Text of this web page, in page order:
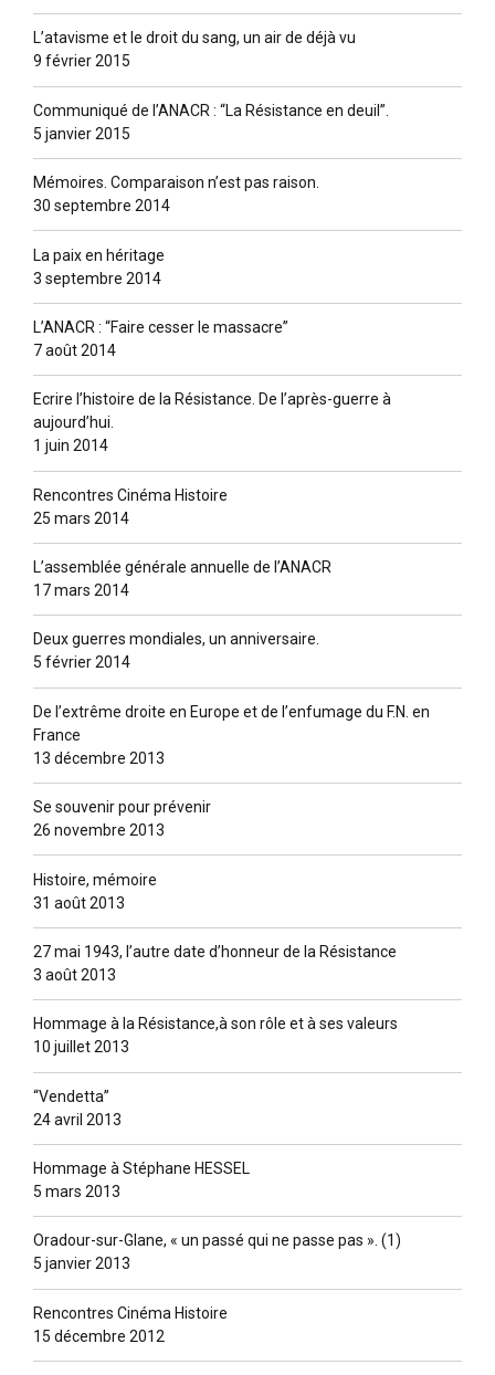
L’atavisme et le droit du sang, un air de déjà vu
9 février 2015
Communiqué de l’ANACR : “La Résistance en deuil”.
5 janvier 2015
Mémoires. Comparaison n’est pas raison.
30 septembre 2014
La paix en héritage
3 septembre 2014
L’ANACR : “Faire cesser le massacre”
7 août 2014
Ecrire l’histoire de la Résistance. De l’après-guerre à
aujourd’hui.
1 juin 2014
Rencontres Cinéma Histoire
25 mars 2014
L’assemblée générale annuelle de l’ANACR
17 mars 2014
Deux guerres mondiales, un anniversaire.
5 février 2014
De l’extrême droite en Europe et de l’enfumage du F.N. en
France
13 décembre 2013
Se souvenir pour prévenir
26 novembre 2013
Histoire, mémoire
31 août 2013
27 mai 1943, l’autre date d’honneur de la Résistance
3 août 2013
Hommage à la Résistance,à son rôle et à ses valeurs
10 juillet 2013
“Vendetta”
24 avril 2013
Hommage à Stéphane HESSEL
5 mars 2013
Oradour-sur-Glane, « un passé qui ne passe pas ». (1)
5 janvier 2013
Rencontres Cinéma Histoire
15 décembre 2012